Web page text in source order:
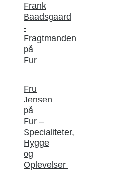
Frank
Baadsgaard
-
Fragtmanden
på
Fur
Fru
Jensen
på
Fur –
Specialiteter,
Hygge
og
Oplevelser